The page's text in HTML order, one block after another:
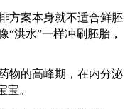
方案本身就不适合鲜胚
“洪水”一样冲刷胚胎，
物的高峰期，在内分泌
宝。